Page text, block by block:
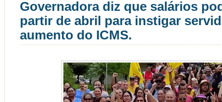
Governadora diz que salários
partir de abril para instigar
aumento do ICMS.